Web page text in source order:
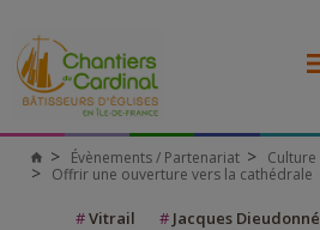
Chantiers
du
Évènements / Partenariat
Culture
Offrir une ouverture vers la cathédrale
#Vitrail # Jacques Dieudonné